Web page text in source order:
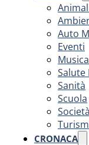
Auto
Eventi
Salute
Sanità
Scuola
Società
CRONACA